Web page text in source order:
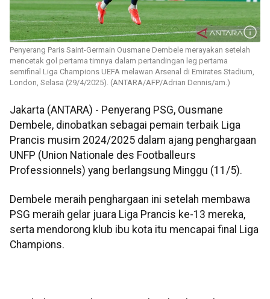
Penyerang Paris Saint-Germain Ousmane Dembele merayakan setelah
mencetak gol pertama timnya dalam pertandingan leg pertama
semifinal Liga Champions UEFA melawan Arsenal di Emirates Stadium,
London, Selasa (29/4/2025). (ANTARA/AFP/Adrian Dennis/am.)
Jakarta (ANTARA) - Penyerang PSG, Ousmane
Dembele, dinobatkan sebagai pemain terbaik Liga
Prancis musim 2024/2025 dalam ajang penghargaan
UNFP (Union Nationale des Footballeurs
Professionnels) yang berlangsung Minggu (11/5).
Dembele meraih penghargaan ini setelah membawa
PSG meraih gelar juara Liga Prancis ke-13 mereka,
serta mendorong klub ibu kota itu mencapai final Liga
Champions.